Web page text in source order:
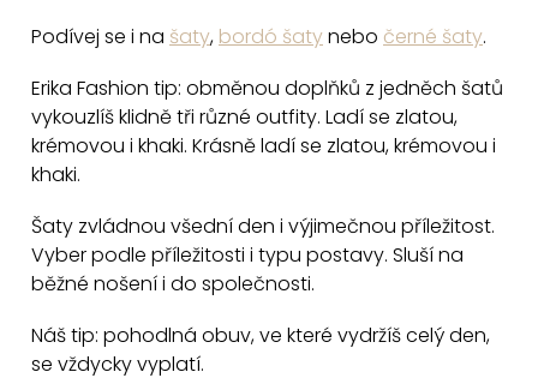
y
ý
p
i
u
Podívej se i na šaty, bordó šatynebo černé šaty.
Erika Fashion tip: obměnou doplňků z jedněch šatů
vykouzlíš klidně tři různé outfity. Ladí se zlatou,
krémovou i khaki. Krásně ladí se zlatou, krémovou i
khaki.
Šaty zvládnou všední den i výjimečnou příležitost.
Vyber podle příležitosti i typu postavy. Sluší na
běžné nošení i do společnosti.
Náš tip: pohodlná obuv, ve které vydržíš celý den,
se vždycky vyplatí.